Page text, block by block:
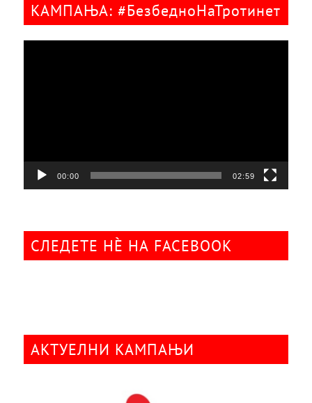
КАМПАЊА: #БезбедноНаТротинет
00:00 02:59
СЛЕДЕТЕ НÈ НА FACEBOOK
АКТУЕЛНИ КАМПАЊИ